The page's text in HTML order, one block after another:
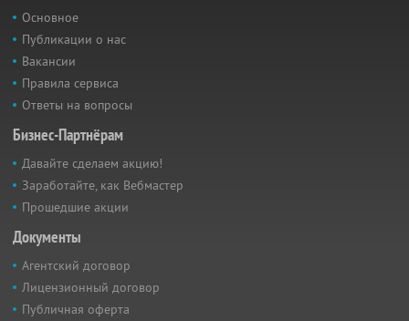
Основное
Публикации о нас
Вакансии
Правила сервиса
Ответы на вопросы
Бизнес-Партнёрам
Давайте сделаем акцию!
Заработайте, как Вебмастер
Прошедшие акции
Документы
Агентский договор
Лицензионный договор
Публичная оферта